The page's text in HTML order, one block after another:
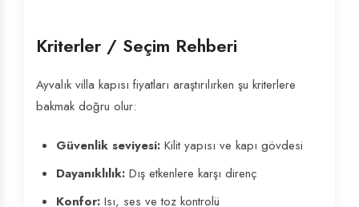
Kriterler / Seçim Rehberi
Ayvalık villa kapısı fiyatları araştırılırken şu kriterlere
bakmak doğru olur:
Güvenlik seviyesi: Kilit yapısı ve kapı gövdesi
Dayanıklılık: Dış etkenlere karşı direnç
Konfor: Isı, ses ve toz kontrolü